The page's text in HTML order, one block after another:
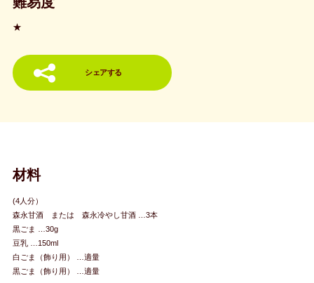
★
シェアする
材料
(4人分）
森永甘酒 または 森永冷やし甘酒 …3本
黒ごま …30g
豆乳 …150ml
白ごま（飾り用） …適量
黒ごま（飾り用） …適量